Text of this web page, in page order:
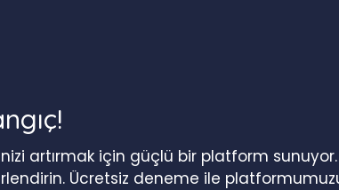
artırmak için güçlü bir platform
Ücretsiz deneme ile